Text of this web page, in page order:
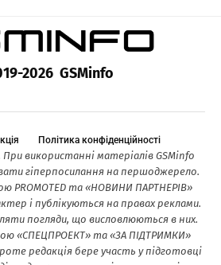
2026 GSMinfo
Політика конфіденційності
використанні матеріалів GSMinfo
гіперпосилання на першоджерело.
PROMOTED та «НОВИНИ ПАРТНЕРІВ»
і публікуються на правах реклами.
погляди, що висловлюються в них.
«СПЕЦПРОЕКТ» та «ЗА ПІДТРИМКИ»
редакція бере участь у підготовці